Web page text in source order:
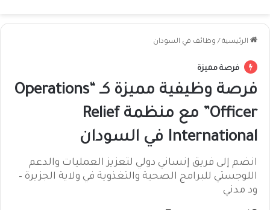
الرئيسية / وظائف في السودان
فرصة مميزة
فرصة وظيفية مميزة كـ “Operations
Officer” مع منظمة Relief
International في السودان
انضم إلى فريق إنساني دولي لتعزيز العمليات والدعم
اللوجستي للبرامج الصحية والتغذوية في ولاية الجزيرة –
ود مدني